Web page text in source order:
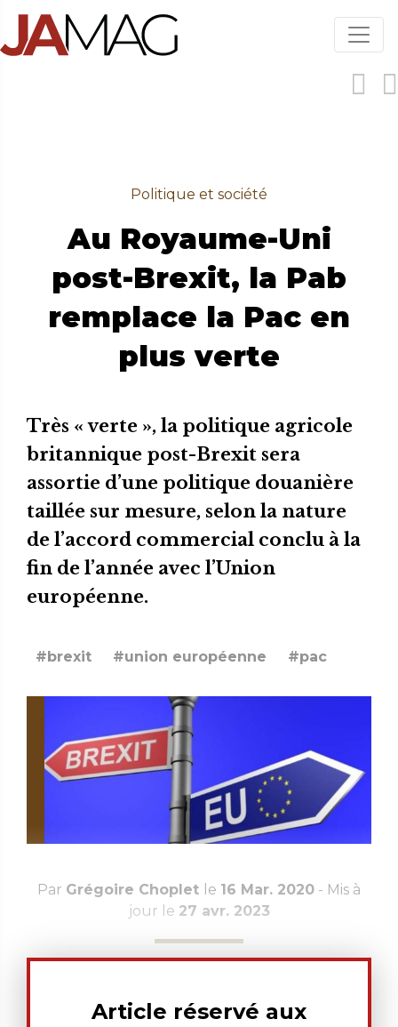
Aller
contenu
Politique et société
Au Royaume-Uni
post-Brexit, la Pab
remplace la Pac en
plus verte
Très « verte », la politique agricole
britannique post-Brexit sera
assortie d’une politique douanière
taillée sur mesure, selon la nature
de l’accord commercial conclu à la
fin de l’année avec l’Union
européenne.
#brexit #union européenne #pac
Par Grégoire Choplet le 16 Mar. 2020 - Mis à
jour le 27 avr. 2023
Article réservé aux